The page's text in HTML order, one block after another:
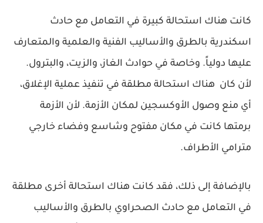
كانت هناك استحالة كبيرة في التعامل مع حادث
اسكندرية بالطرق والأساليب الفنية والعلمية والمتعارف
عليها دولياً. وخاصة في حوادث الغاز، والزيت، والبترول.
لأن كان هناك استحالة مطلقة في تنفيذ عملية الإغلاق،
أي منع وصول الأوكسجين لمكان الأزمة. لأن الأزمة
برمتها كانت في مكان مفتوح وشاسع وفضاء خارجي
مترامي الأطراف.
بالإضافة إلى ذلك، فقد كانت هناك استحالة أخرى مطلقة
في التعامل مع حادث الصحراوي بالطرق والأساليب